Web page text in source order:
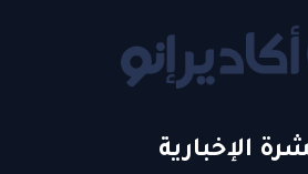
الإخبارية